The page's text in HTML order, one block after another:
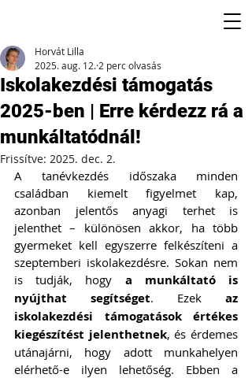
Iskolakezdési támogatás
2025-ben | Erre kérdezz rá a
munkáltatódnál!
Horvát Lilla
2025. aug. 12. 2 perc olvasás
Frissítve: 2025. dec. 2.
A tanévkezdés időszaka minden
családban kiemelt figyelmet kap,
azonban jelentős anyagi terhet is
jelenthet – különösen akkor, ha több
gyermeket kell egyszerre felkészíteni a
szeptemberi iskolakezdésre. Sokan nem
is tudják, hogy a munkáltató is
nyújthat segítséget. Ezek az
iskolakezdési támogatások értékes
kiegészítést jelenthetnek, és érdemes
utánajárni, hogy adott munkahelyen
elérhető-e ilyen lehetőség. Ebben a